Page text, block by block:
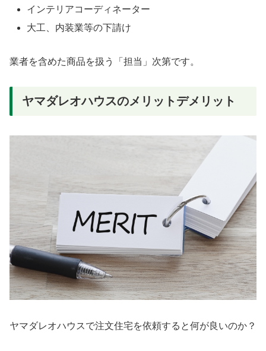
インテリアコーディネーター
大工、内装業等の下請け
業者を含めた商品を扱う「担当」次第です。
ヤマダレオハウスのメリットデメリット
ヤマダレオハウスで注文住宅を依頼すると何が良いのか？